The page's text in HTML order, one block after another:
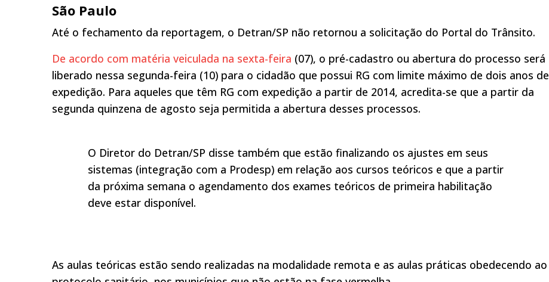
São Paulo
Até o fechamento da reportagem, o Detran/SP não retornou a solicitação do Portal do Trânsito.
De acordo com matéria veiculada na sexta-feira (07), o pré-cadastro ou abertura do processo será
liberado nessa segunda-feira (10) para o cidadão que possui RG com limite máximo de dois anos de
expedição. Para aqueles que têm RG com expedição a partir de 2014, acredita-se que a partir da
segunda quinzena de agosto seja permitida a abertura desses processos.
O Diretor do Detran/SP disse também que estão finalizando os ajustes em seus
sistemas (integração com a Prodesp) em relação aos cursos teóricos e que a partir
da próxima semana o agendamento dos exames teóricos de primeira habilitação
deve estar disponível.
As aulas teóricas estão sendo realizadas na modalidade remota e as aulas práticas obedecendo ao